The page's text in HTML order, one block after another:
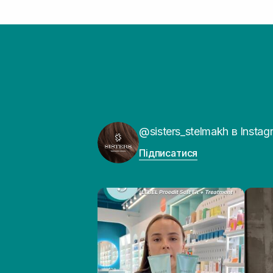
@sisters_stelmakh в
Підписатися